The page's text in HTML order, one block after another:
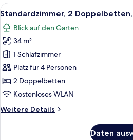
Alle
Fotos
für
Standardzimmer,
2 Doppelbetten,
Balkon
anzeigen
Ein
8
Standardzimmer, 2 Doppelbetten,
Blick auf den Garten
34 m²
1 Schlafzimmer
Platz für 4 Personen
2 Doppelbetten
Kostenloses WLAN
Weitere Details
Weitere
Daten